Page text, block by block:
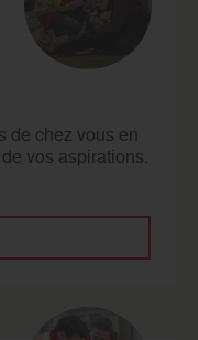
de chez vous en
vos aspirations.